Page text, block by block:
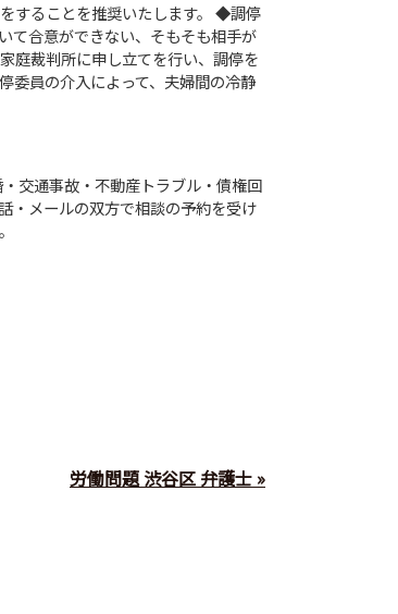
することを推奨いたします。 ◆調停
て合意ができない、そもそも相手が
庭裁判所に申し立てを行い、調停を
委員の介入によって、夫婦間の冷静
交通事故・不動産トラブル・債権回
・メールの双方で相談の予約を受け
労働問題 渋谷区 弁護士 »